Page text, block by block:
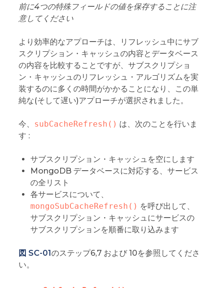
前に4つの特殊フィールドの値を保存することに注
意してください
より効率的なアプローチは、リフレッシュ中にサブ
スクリプション・キャッシュの内容とデータベース
の内容を比較することですが、サブスクリプショ
ン・キャッシュのリフレッシュ・アルゴリズムを実
装するのに多くの時間がかかることになり、この単
純な(そして遅い)アプローチが選択されました。
今、 subCacheRefresh() は、次のことを行いま
す :
サブスクリプション・キャッシュを空にします
MongoDB データベースに対応する、サービス
の全リスト
各サービスについて、
mongoSubCacheRefresh() を呼び出して、
サブスクリプション・キャッシュにサービスの
サブスクリプションを順番に取り込みます
図 SC-01のステップ6,7 および 10を参照してくださ
い。